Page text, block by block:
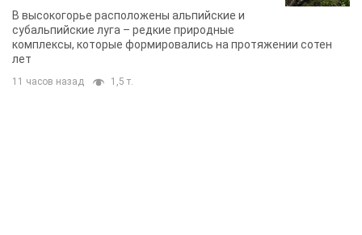
В высокогорье расположены альпийские и
субальпийские луга – редкие природные
комплексы, которые формировались на протяжении сотен
лет
11 часов назад 1,5 т.